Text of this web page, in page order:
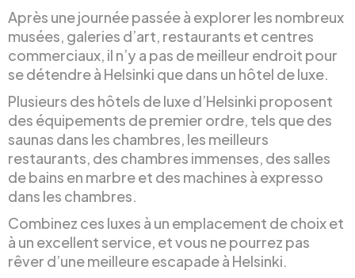
Après une journée passée à explorer les nombreux
musées, galeries d’art, restaurants et centres
commerciaux, il n’y a pas de meilleur endroit pour
se détendre à Helsinki que dans un hôtel de luxe.
Plusieurs des hôtels de luxe d’Helsinki proposent
des équipements de premier ordre, tels que des
saunas dans les chambres, les meilleurs
restaurants, des chambres immenses, des salles
de bains en marbre et des machines à expresso
dans les chambres.
Combinez ces luxes à un emplacement de choix et
à un excellent service, et vous ne pourrez pas
rêver d’une meilleure escapade à Helsinki.